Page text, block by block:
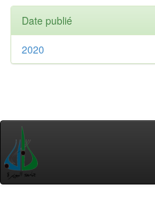
Date publié
2020